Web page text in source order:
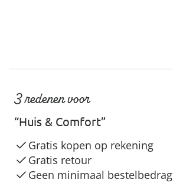
3 redenen voor
“Huis & Comfort”
Gratis kopen op rekening
Gratis retour
Geen minimaal bestelbedrag